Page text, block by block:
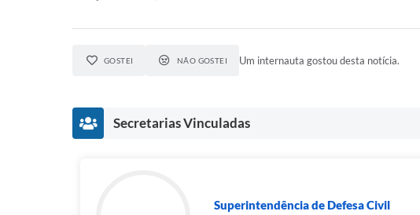
GOSTEI NÃO GOSTEI Um internauta gostou desta notícia.
Secretarias Vinculadas
Superintendência de Defesa Civil